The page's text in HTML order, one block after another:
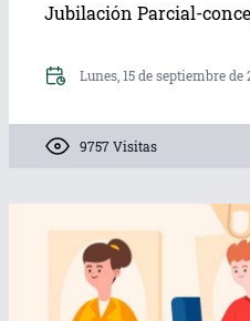
Jubilación Parcial-
Lunes, 15 de septiembre de
9757 Visitas